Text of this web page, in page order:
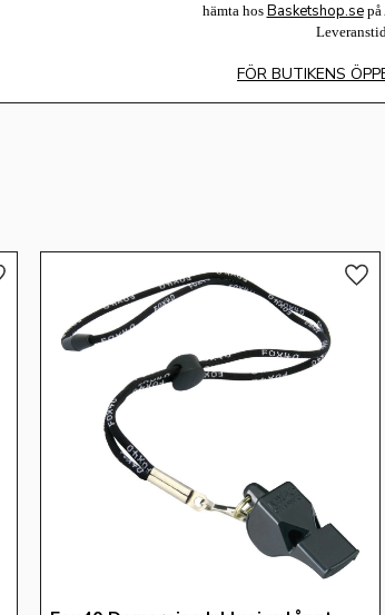
hämta hos Basketshop.sepå
FÖR BUTIKENS
till i favoriter